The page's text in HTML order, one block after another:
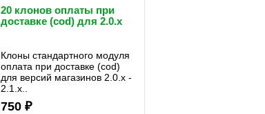
20 клонов оплаты при
доставке (cod) для 2.0.x
Клоны стандартного модуля
оплата при доставке (cod)
для версий магазинов 2.0.x -
2.1.x..
750 ₽